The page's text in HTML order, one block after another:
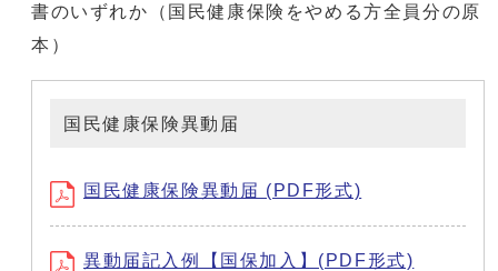
書のいずれか（国民健康保険をやめる方全員分の原
本）
国民健康保険異動届
国民健康保険異動届 (PDF形式)
異動届記入例【国保加入】(PDF形式)